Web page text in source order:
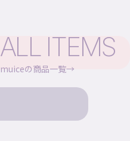
ALL ITEMS
muiceの商品一覧